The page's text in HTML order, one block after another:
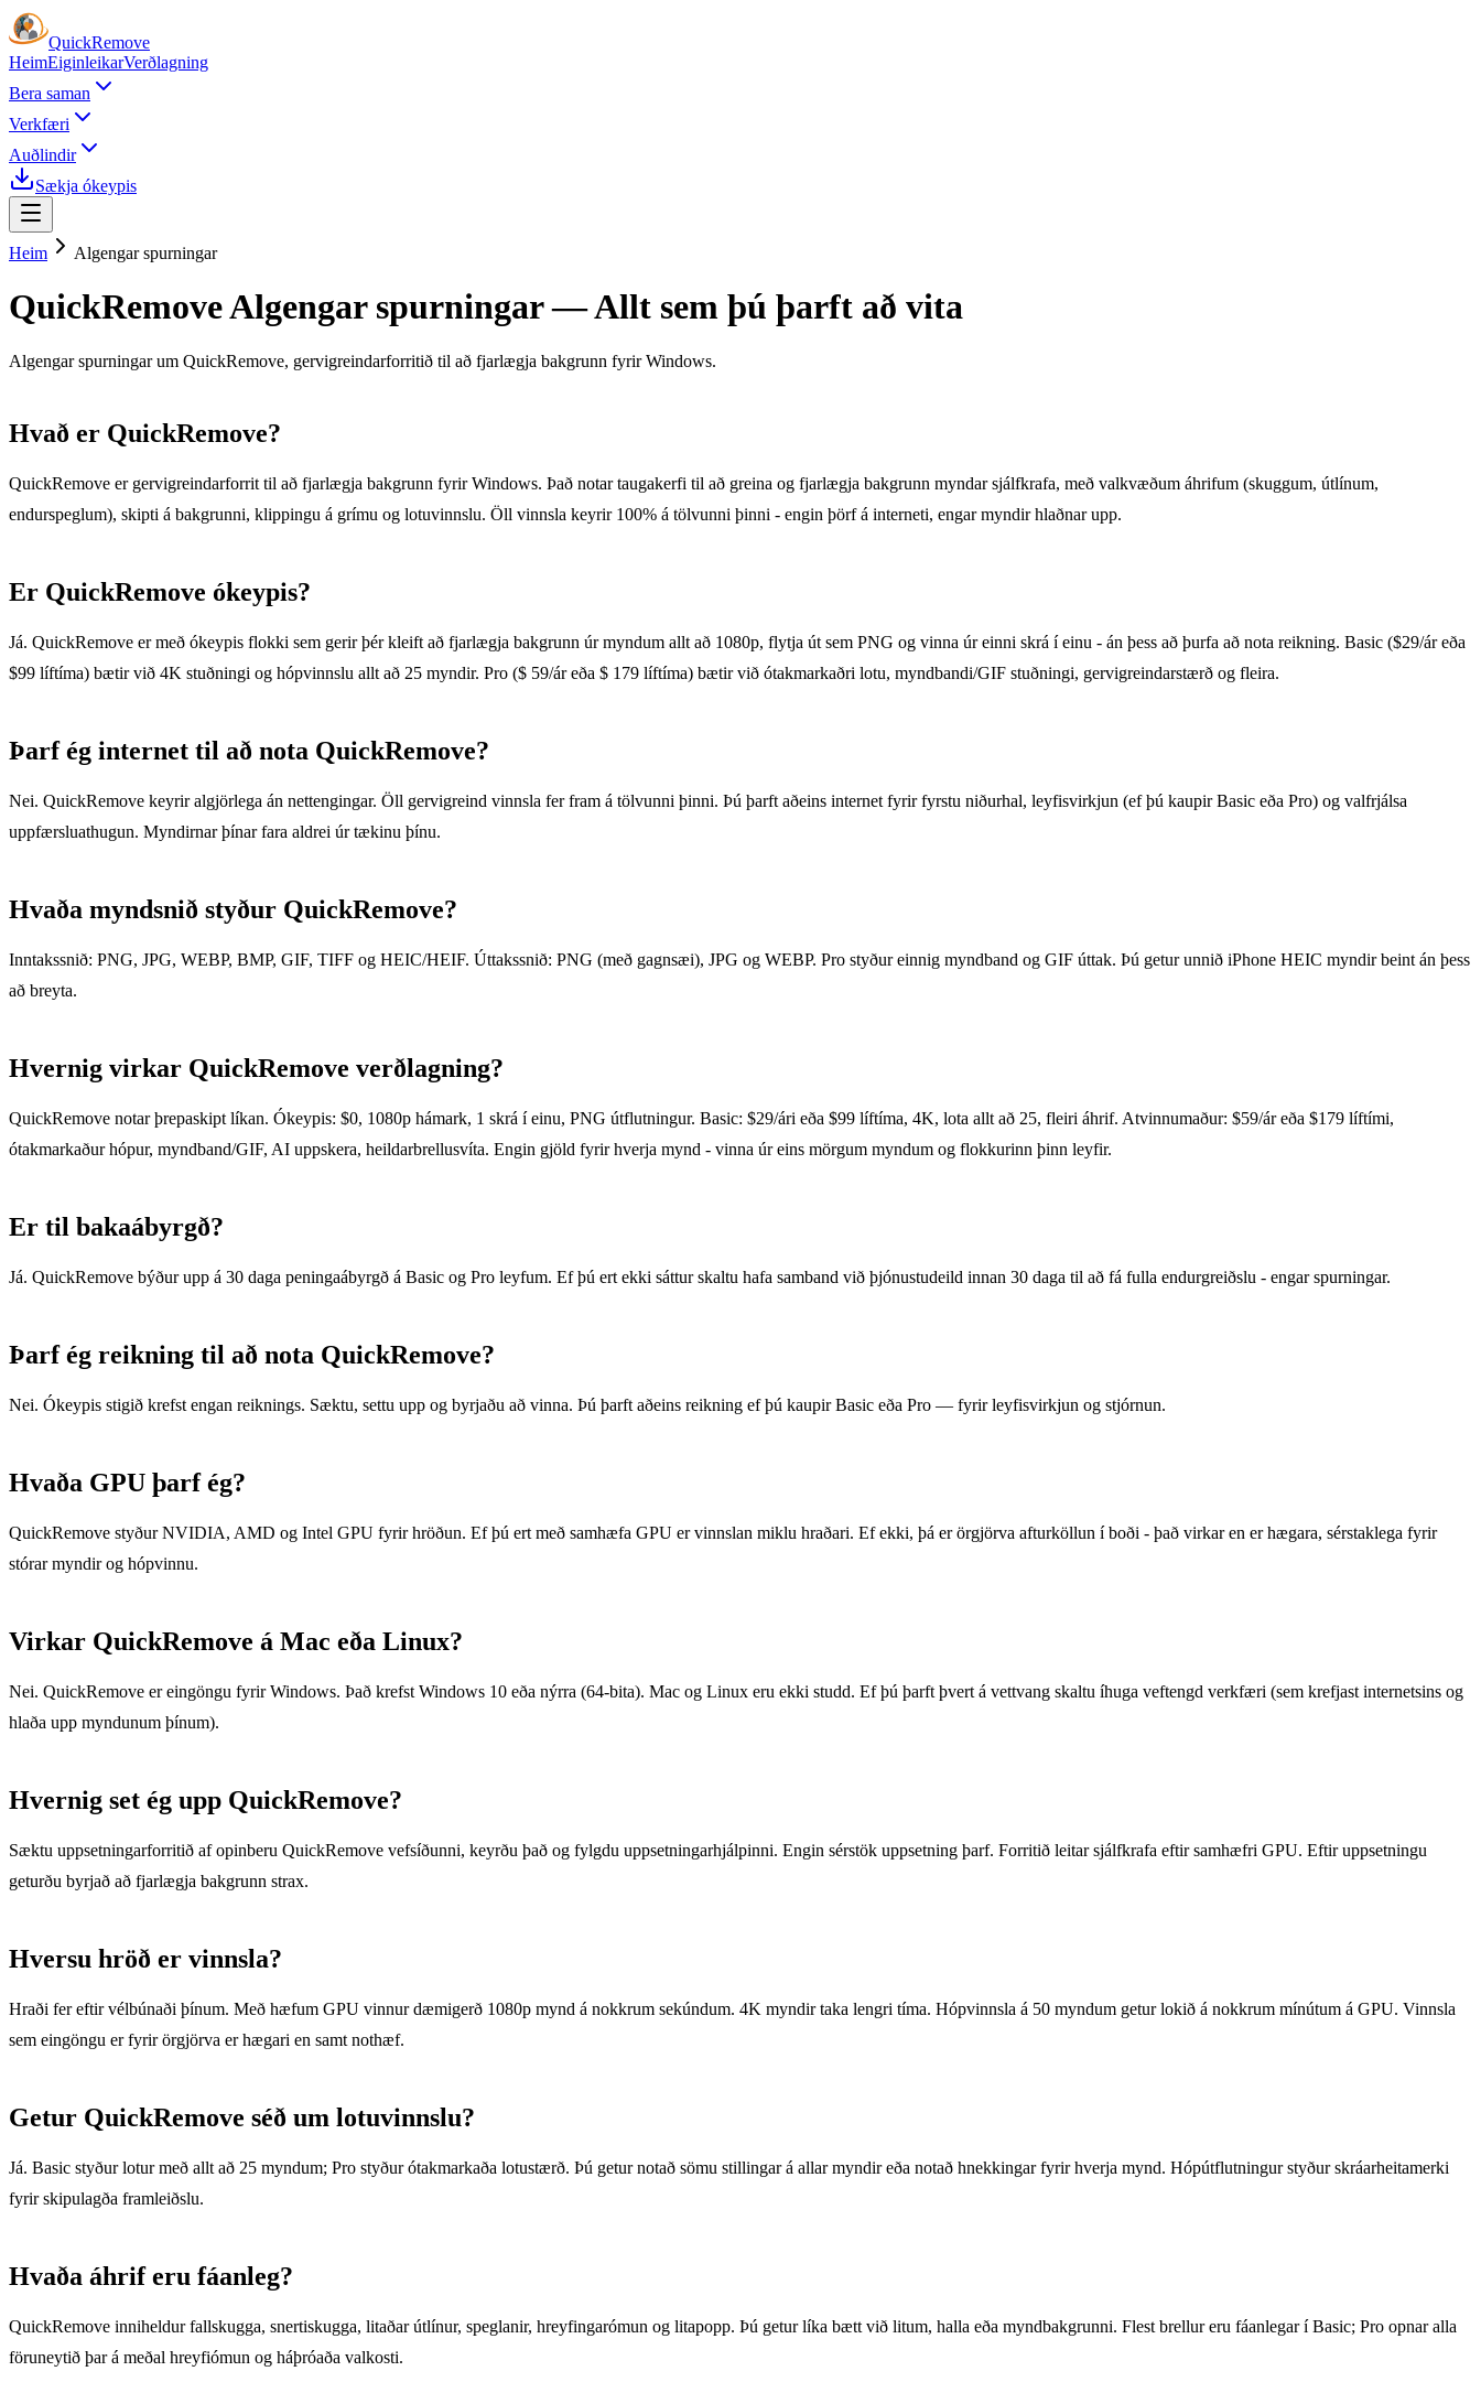
QuickRemove
HeimEiginleikarVerðlagning
Bera saman
Verkfæri
Auðlindir
Sækja ókeypis
Heim Algengar spurningar
QuickRemove Algengar spurningar — Allt sem þú þarft að vita
Algengar spurningar um QuickRemove, gervigreindarforritið til að fjarlægja bakgrunn fyrir Windows.
Hvað er QuickRemove?
QuickRemove er gervigreindarforrit til að fjarlægja bakgrunn fyrir Windows. Það notar taugakerfi til að greina og fjarlægja bakgrunn myndar sjálfkrafa, með valkvæðum áhrifum (skuggum, útlínum,
endurspeglum), skipti á bakgrunni, klippingu á grímu og lotuvinnslu. Öll vinnsla keyrir 100% á tölvunni þinni - engin þörf á interneti, engar myndir hlaðnar upp.
Er QuickRemove ókeypis?
Já. QuickRemove er með ókeypis flokki sem gerir þér kleift að fjarlægja bakgrunn úr myndum allt að 1080p, flytja út sem PNG og vinna úr einni skrá í einu - án þess að þurfa að nota reikning. Basic ($29/ár eða
$99 líftíma) bætir við 4K stuðningi og hópvinnslu allt að 25 myndir. Pro ($ 59/ár eða $ 179 líftíma) bætir við ótakmarkaðri lotu, myndbandi/GIF stuðningi, gervigreindarstærð og fleira.
Þarf ég internet til að nota QuickRemove?
Nei. QuickRemove keyrir algjörlega án nettengingar. Öll gervigreind vinnsla fer fram á tölvunni þinni. Þú þarft aðeins internet fyrir fyrstu niðurhal, leyfisvirkjun (ef þú kaupir Basic eða Pro) og valfrjálsa
uppfærsluathugun. Myndirnar þínar fara aldrei úr tækinu þínu.
Hvaða myndsnið styður QuickRemove?
Inntakssnið: PNG, JPG, WEBP, BMP, GIF, TIFF og HEIC/HEIF. Úttakssnið: PNG (með gagnsæi), JPG og WEBP. Pro styður einnig myndband og GIF úttak. Þú getur unnið iPhone HEIC myndir beint án þess
að breyta.
Hvernig virkar QuickRemove verðlagning?
QuickRemove notar þrepaskipt líkan. Ókeypis: $0, 1080p hámark, 1 skrá í einu, PNG útflutningur. Basic: $29/ári eða $99 líftíma, 4K, lota allt að 25, fleiri áhrif. Atvinnumaður: $59/ár eða $179 líftími,
ótakmarkaður hópur, myndband/GIF, AI uppskera, heildarbrellusvíta. Engin gjöld fyrir hverja mynd - vinna úr eins mörgum myndum og flokkurinn þinn leyfir.
Er til bakaábyrgð?
Já. QuickRemove býður upp á 30 daga peningaábyrgð á Basic og Pro leyfum. Ef þú ert ekki sáttur skaltu hafa samband við þjónustudeild innan 30 daga til að fá fulla endurgreiðslu - engar spurningar.
Þarf ég reikning til að nota QuickRemove?
Nei. Ókeypis stigið krefst engan reiknings. Sæktu, settu upp og byrjaðu að vinna. Þú þarft aðeins reikning ef þú kaupir Basic eða Pro — fyrir leyfisvirkjun og stjórnun.
Hvaða GPU þarf ég?
QuickRemove styður NVIDIA, AMD og Intel GPU fyrir hröðun. Ef þú ert með samhæfa GPU er vinnslan miklu hraðari. Ef ekki, þá er örgjörva afturköllun í boði - það virkar en er hægara, sérstaklega fyrir
stórar myndir og hópvinnu.
Virkar QuickRemove á Mac eða Linux?
Nei. QuickRemove er eingöngu fyrir Windows. Það krefst Windows 10 eða nýrra (64-bita). Mac og Linux eru ekki studd. Ef þú þarft þvert á vettvang skaltu íhuga veftengd verkfæri (sem krefjast internetsins og
hlaða upp myndunum þínum).
Hvernig set ég upp QuickRemove?
Sæktu uppsetningarforritið af opinberu QuickRemove vefsíðunni, keyrðu það og fylgdu uppsetningarhjálpinni. Engin sérstök uppsetning þarf. Forritið leitar sjálfkrafa eftir samhæfri GPU. Eftir uppsetningu
geturðu byrjað að fjarlægja bakgrunn strax.
Hversu hröð er vinnsla?
Hraði fer eftir vélbúnaði þínum. Með hæfum GPU vinnur dæmigerð 1080p mynd á nokkrum sekúndum. 4K myndir taka lengri tíma. Hópvinnsla á 50 myndum getur lokið á nokkrum mínútum á GPU. Vinnsla
sem eingöngu er fyrir örgjörva er hægari en samt nothæf.
Getur QuickRemove séð um lotuvinnslu?
Já. Basic styður lotur með allt að 25 myndum; Pro styður ótakmarkaða lotustærð. Þú getur notað sömu stillingar á allar myndir eða notað hnekkingar fyrir hverja mynd. Hópútflutningur styður skráarheitamerki
fyrir skipulagða framleiðslu.
Hvaða áhrif eru fáanleg?
QuickRemove inniheldur fallskugga, snertiskugga, litaðar útlínur, speglanir, hreyfingarómun og litapopp. Þú getur líka bætt við litum, halla eða myndbakgrunni. Flest brellur eru fáanlegar í Basic; Pro opnar alla
föruneytið þar á meðal hreyfiómun og háþróaða valkosti.